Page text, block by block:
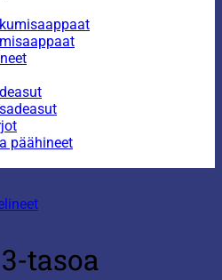
päähineet
tasoa